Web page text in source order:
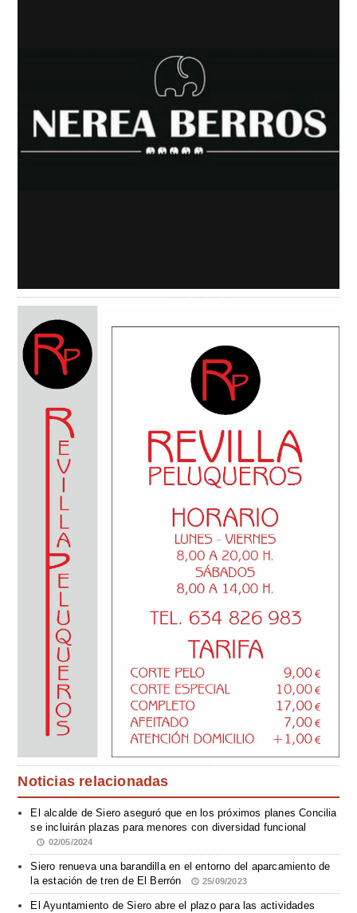
Noticias relacionadas
El alcalde de Siero aseguró que en los próximos planes Concilia
se incluirán plazas para menores con diversidad funcional
02/05/2024
Siero renueva una barandilla en el entorno del aparcamiento de
la estación de tren de El Berrón
25/09/2023
El Ayuntamiento de Siero abre el plazo para las actividades